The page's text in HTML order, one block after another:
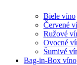
Biele víno
Červené
Ružové
Ovocné
Šumivé
Bag-in-Box víno